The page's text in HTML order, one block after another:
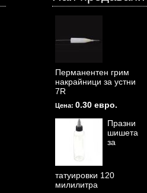
Перманентен грим
накрайници за устни
7R
Цена: 0.30 евро.
Празни
шишета
за
татуировки 120
милилитра